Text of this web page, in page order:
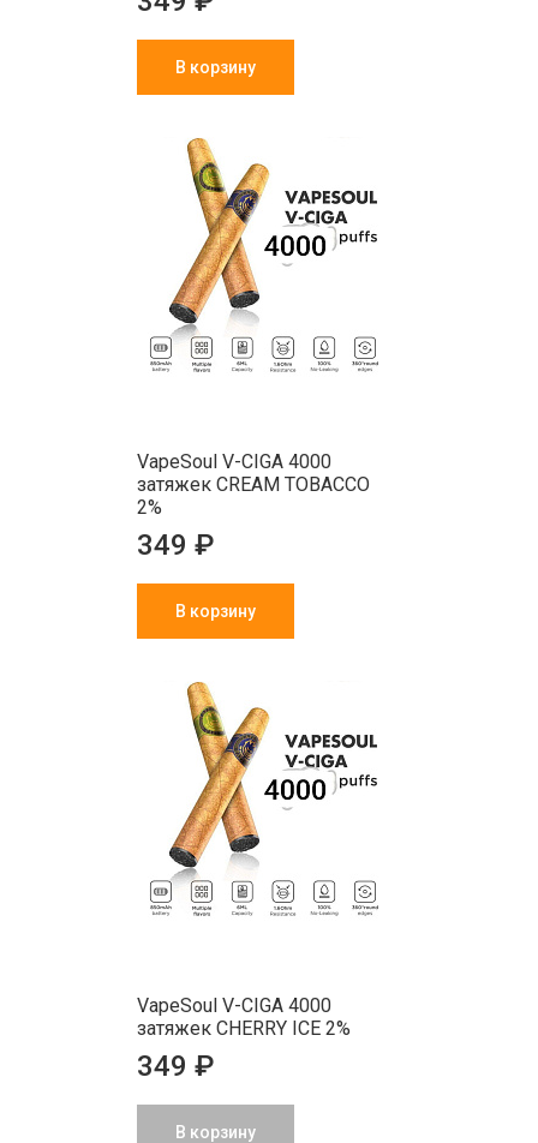
В корзину
VapeSoul V-CIGA 4000
затяжек CREAM TOBACCO
2%
349 ₽
В корзину
VapeSoul V-CIGA 4000
затяжек CHERRY ICE 2%
349 ₽
В корзину